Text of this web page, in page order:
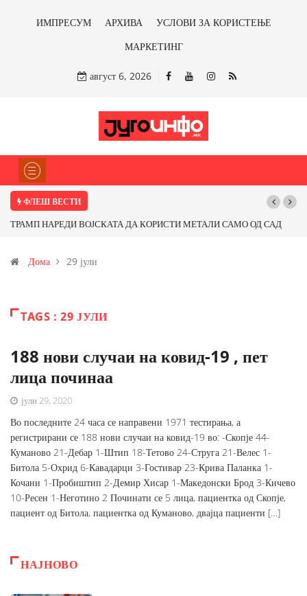
ИМПРЕСУМ АРХИВА
УСЛОВИ ЗА КОРИСТЕЊЕ
МАРКЕТИНГ
август 6, 2026
ФЛЕШ ВЕСТИ
ТРАМП НАРЕДИ ВОЈСКАТА ДА КОРИСТИ МЕТАЛИ САМО ОД САД
Иловица и со антимонот?
Дома 29 јули
TAGS : 29 ЈУЛИ
188 нови случаи на ковид-19 , пет
лица починаа
јули 29, 2020
Во последните 24 часа се направени 1971 тестирања, а
регистрирани се 188 нови случаи на ковид-19 во: -Скопје 44-
Куманово 21-Дебар 1-Штип 18-Тетово 24-Струга 21-Велес 1-
Битола 5-Охрид 6-Кавадарци 3-Гостивар 23-Крива Паланка 1-
Кочани 1-Пробиштип 2-Демир Хисар 1-Македонски Брод 3-Кичево
10-Ресен 1-Неготино 2 Починати се 5 лица, пациентка од Скопје,
пациент од Битола, пациентка од Куманово, двајца пациенти […]
НАЈНОВО